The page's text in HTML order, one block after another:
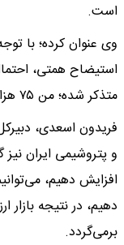
است.
وی عنوان کرده؛ با
استیضاح همتی،
متذکر شده؛ من ۷۵ هزار تومان را موقت تارگت می بینم.
فریدون اسعدی،
و پتروشیمی ایران نیز
افزایش دهیم،
دهیم، در نتیجه بازار
برمی‌گردد.